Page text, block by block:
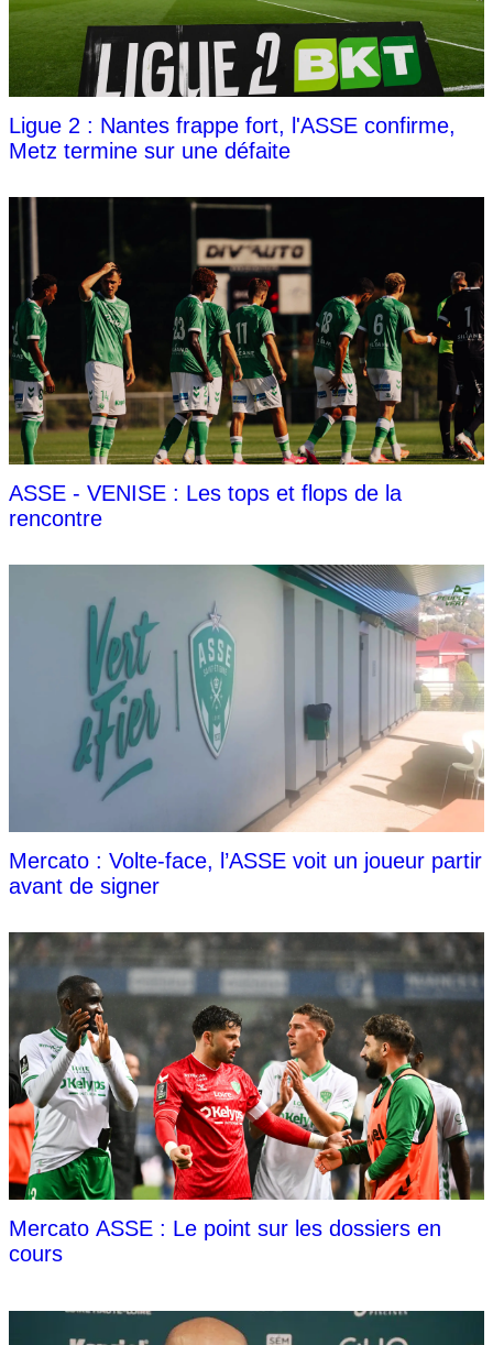
Ligue 2 : Nantes frappe fort, l'ASSE confirme,
Metz termine sur une défaite
ASSE - VENISE : Les tops et flops de la
rencontre
Mercato : Volte-face, l’ASSE voit un joueur partir
avant de signer
Mercato ASSE : Le point sur les dossiers en
cours